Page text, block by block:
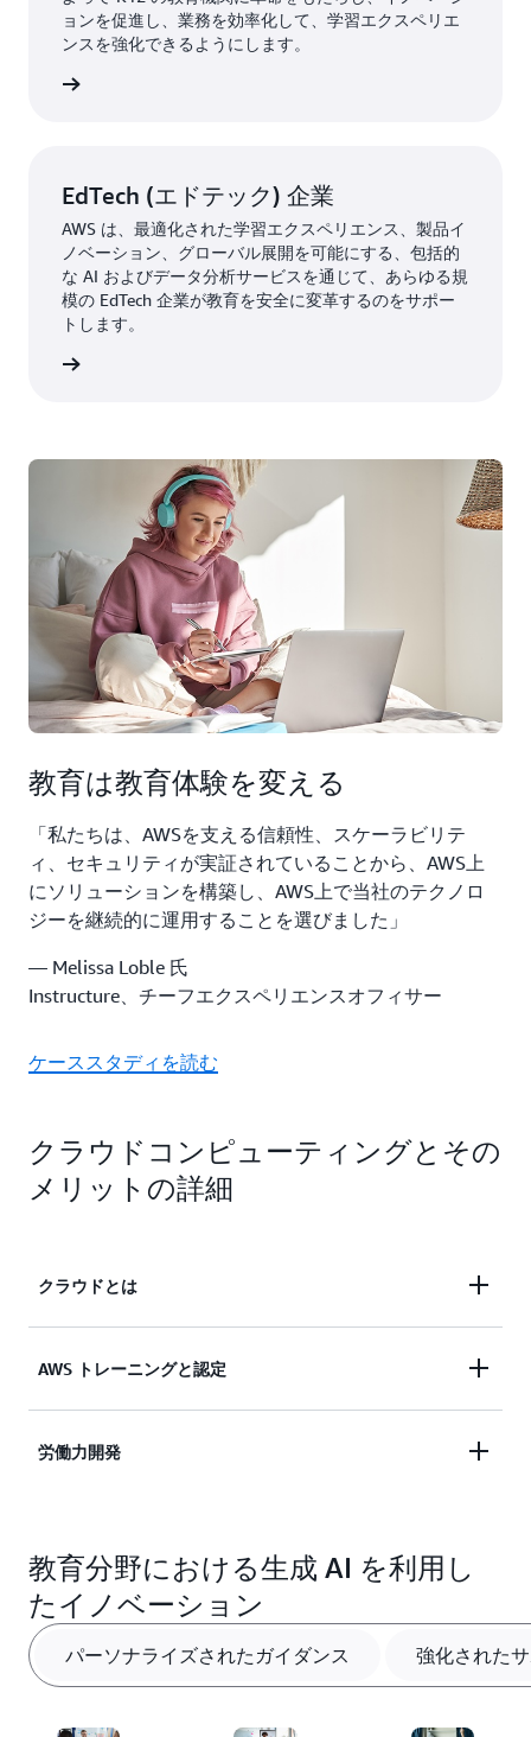
ョンを促進し、業務を効率化して、学習エクスペリエ
ンスを強化できるようにします。
EdTech (エドテック) 企業
AWS は、最適化された学習エクスペリエンス、製品イ
ノベーション、グローバル展開を可能にする、包括的
な AI およびデータ分析サービスを通じて、あらゆる規
模の EdTech 企業が教育を安全に変革するのをサポー
トします。
教育は教育体験を変える
「私たちは、AWSを支える信頼性、スケーラビリテ
ィ、セキュリティが実証されていることから、AWS上
にソリューションを構築し、AWS上で当社のテクノロ
ジーを継続的に運用することを選びました」
— Melissa Loble 氏
Instructure、チーフエクスペリエンスオフィサー
ケーススタディを読む
クラウドコンピューティングとその
メリットの詳細
クラウドとは
公共部門の組織はクラウドコンピューティングによ
ンピューティング、ストレージ、ネットワーキン
ョンを起こし、俊敏性を向上させ、コストを最適化
し、簡単に規模を拡大できるようになり、最終的に
は市民に効果的にサービスを提供する能力を高める
ことができます。
AWS トレーニングと認定
AWS トレーニングと認定は、自分のペースで進め
ます。自分のペースで学習したい場合でも、AWS
のエキスパートからトレーニングを受けたい場合で
も、特定のキャリアパスを歩みたい場合でも、AWS
は、学習者がクラウドスキルを構築および検証する
のに役立つリソースを提供し、業界での信頼性を高
労働力開発
るために、昨今そして将来のリーダーは、適切なス
キルとマインドセットを備えている必要がありま
す。クラスルームなどで革新を起こし、市民中心の
サービスを作成するには、最新のテクノロジーを活
用することがポイントです。また、最新のテクノロ
教育分野における生成 AI を利用し
たイノベーション
パーソナライズされたガイダンス 強化された